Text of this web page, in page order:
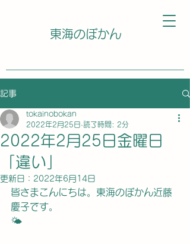
東海のぼかん
記事
2022年2月25日金曜日
「違い」
tokainobokan
2022年2月25日 読了時間: 2分
更新日： 2022年6月14日
皆さまこんにちは。東海のぼかん近藤
慶子です。
🌤